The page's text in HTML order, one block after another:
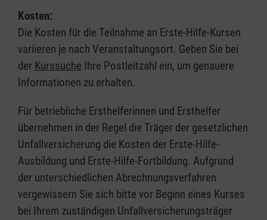
Kosten:
Die Kosten für die Teilnahme an Erste-Hilfe-Kursen
variieren je nach Veranstaltungsort. Geben Sie bei
der Kurssuche Ihre Postleitzahl ein, um genauere
Informationen zu erhalten.
Für betriebliche Ersthelferinnen und Ersthelfer
übernehmen in der Regel die Träger der gesetzlichen
Unfallversicherung die Kosten der Erste-Hilfe-
Ausbildung und Erste-Hilfe-Fortbildung. Aufgrund
der unterschiedlichen Abrechnungsverfahren
vergewissern Sie sich bitte vor Beginn eines Kurses
bei Ihrem zuständigen Unfallversicherungsträger